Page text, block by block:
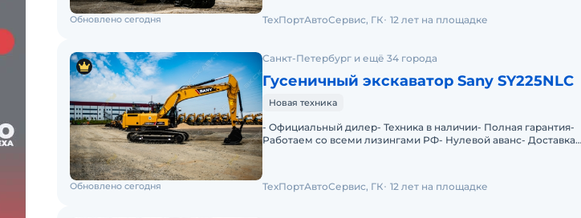
Обновлено сегодня ТехПортАвтоСервис, ГК 12 лет на площадке
Санкт-Петербург и ещё 34 города
Гусеничный экскаватор Sany SY225NLC
Новая техника
- Официальный дилер- Техника в наличии- Пoлная гарантия-
Работаем со всеми лизингами РФ- Нулевой аванс- Дoставка
Обновлено сегодня ТехПортАвтоСервис, ГК 12 лет на площадке